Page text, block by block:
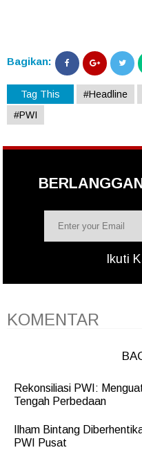
Bagikan:
Tag This #Headline
#PWI
Ikuti
KOMENTAR
Rekonsiliasi PWI:
Tengah Perbedaan
Ilham Bintang
PWI Pusat